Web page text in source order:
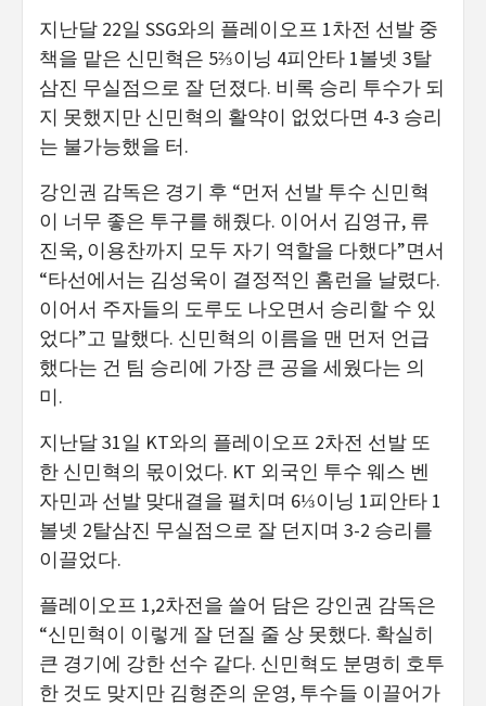
지난달 22일 SSG와의 플레이오프 1차전 선발 중
책을 맡은 신민혁은 5⅔이닝 4피안타 1볼넷 3탈
삼진 무실점으로 잘 던졌다. 비록 승리 투수가 되
지 못했지만 신민혁의 활약이 없었다면 4-3 승리
는 불가능했을 터.
강인권 감독은 경기 후 “먼저 선발 투수 신민혁
이 너무 좋은 투구를 해줬다. 이어서 김영규, 류
진욱, 이용찬까지 모두 자기 역할을 다했다”면서
“타선에서는 김성욱이 결정적인 홈런을 날렸다.
이어서 주자들의 도루도 나오면서 승리할 수 있
었다”고 말했다. 신민혁의 이름을 맨 먼저 언급
했다는 건 팀 승리에 가장 큰 공을 세웠다는 의
미.
지난달 31일 KT와의 플레이오프 2차전 선발 또
한 신민혁의 몫이었다. KT 외국인 투수 웨스 벤
자민과 선발 맞대결을 펼치며 6⅓이닝 1피안타 1
볼넷 2탈삼진 무실점으로 잘 던지며 3-2 승리를
이끌었다.
플레이오프 1,2차전을 쓸어 담은 강인권 감독은
“신민혁이 이렇게 잘 던질 줄 상 못했다. 확실히
큰 경기에 강한 선수 같다. 신민혁도 분명히 호투
한 것도 맞지만 김형준의 운영, 투수들 이끌어가